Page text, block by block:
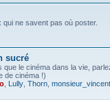
qui ne savent pas où poster.
sucré
que le cinéma dans la vie,
de cinéma !)
Lully Thorn monsieur_vincent